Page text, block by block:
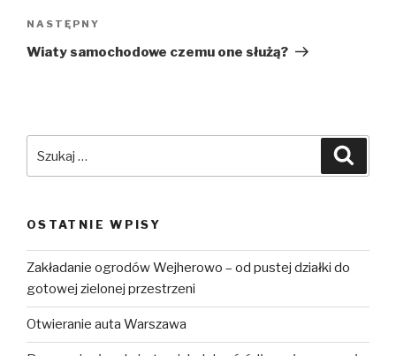
Następny
wpis
NASTĘPNY
Wiaty samochodowe czemu one służą?
OSTATNIE WPISY
Zakładanie ogrodów Wejherowo – od pustej działki do
gotowej zielonej przestrzeni
Otwieranie auta Warszawa